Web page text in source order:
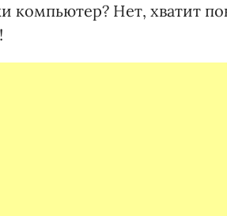
Нет, хватит